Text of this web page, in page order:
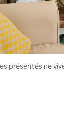
présentés ne